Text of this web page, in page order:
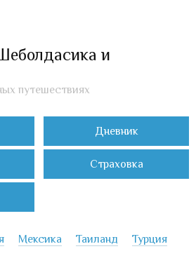
и
путешествиях
Дневник
Страховка
Мексика Таиланд
Турция